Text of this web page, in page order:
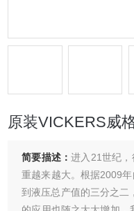
原装VICKERS威
简要描述：进入21世纪
重越来越大。根据2009
到液压总产值的三分之二